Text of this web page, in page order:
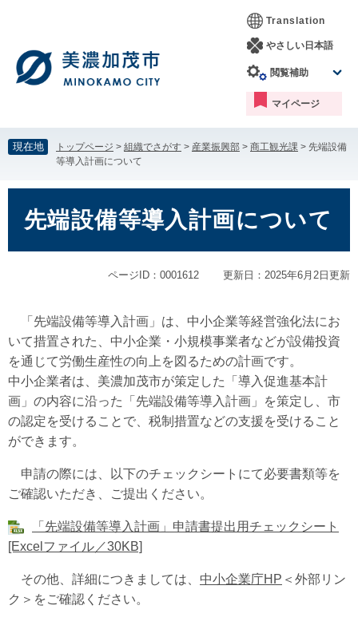
す。
し
て
本
へ
Translation
やさしい日本語
閲覧補助
マイページ
現在地 トップページ > 組織でさがす > 産業振興部 > 商工観光課 > 先端設備
等導入計画について
先端設備等導入計画について
ページID：0001612 更新日：2025年6月2日更新
「先端設備等導入計画」は、中小企業等経営強化法にお
いて措置された、中小企業・小規模事業者などが設備投資
を通じて労働生産性の向上を図るための計画です。
中小企業者は、美濃加茂市が策定した「導入促進基本計
画」の内容に沿った「先端設備等導入計画」を策定し、市
の認定を受けることで、税制措置などの支援を受けること
ができます。
申請の際には、以下のチェックシートにて必要書類等を
ご確認いただき、ご提出ください。
「先端設備等導入計画」申請書提出用チェックシート
[Excelファイル／30KB]
その他、詳細につきましては、 中小企業庁HP ＜外部リン
ク＞ をご確認ください。